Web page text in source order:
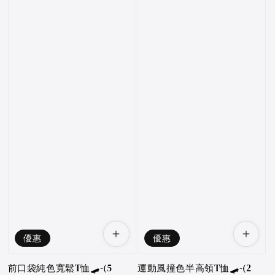
優惠
前口袋純色寬鬆T恤🛹-(5
優惠
運動風撞色半高領T恤🛹-(2